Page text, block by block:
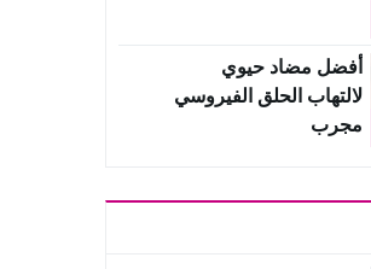
أفضل مضاد حيوي
لالتهاب الحلق الفيروسي
مجرب